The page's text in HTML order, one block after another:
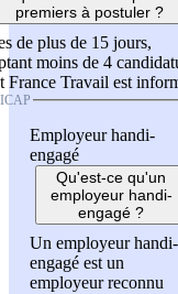
premiers à postuler ?
de plus de 15 jours,
moins de 4
France Travail est
Employeur handi-
engagé
Qu'est-ce qu'un
employeur handi-
engagé ?
Un employeur handi-
engagé est un
employeur reconnu